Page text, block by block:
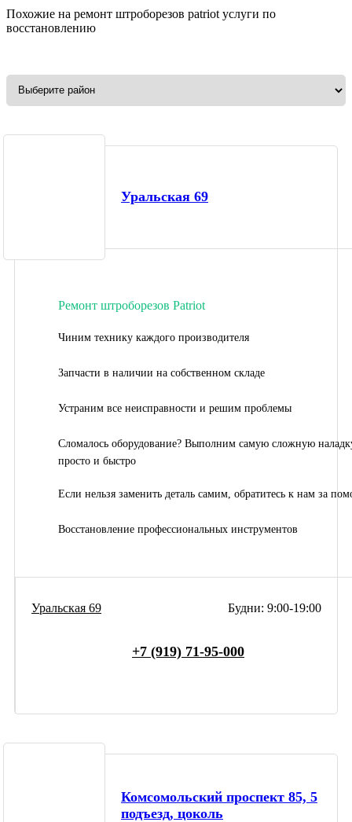
Похожие на ремонт штроборезов patriot услуги по
восстановлению
Уральская 69
Ремонт штроборезов Patriot
Чиним технику каждого производителя
Запчасти в наличии на собственном складе
Устраним все неисправности и решим проблемы
Сломалось оборудование? Выполним самую сложную
просто и быстро
Если нельзя заменить деталь самим, обратитесь к нам за
Восстановление профессиональных инструментов
Будни: 9:00-19:00
Уральская 69
+7 (919) 71-95-000
Комсомольский проспект 85, 5
подъезд, цоколь